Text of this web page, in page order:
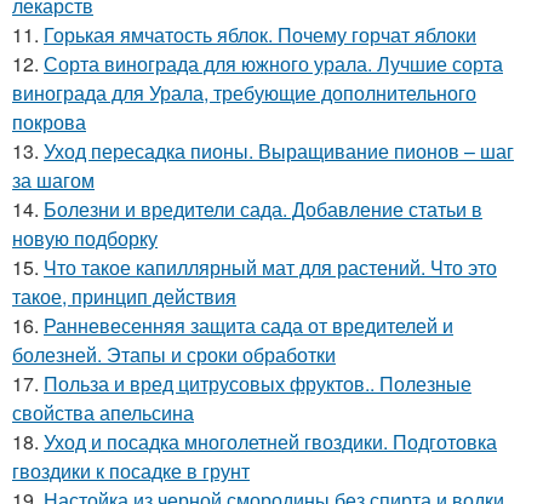
лекарств
11. Горькая ямчатость яблок. Почему горчат яблоки
12. Сорта винограда для южного урала. Лучшие сорта
винограда для Урала, требующие дополнительного
покрова
13. Уход пересадка пионы. Выращивание пионов – шаг
за шагом
14. Болезни и вредители сада. Добавление статьи в
новую подборку
15. Что такое капиллярный мат для растений. Что это
такое, принцип действия
16. Ранневесенняя защита сада от вредителей и
болезней. Этапы и сроки обработки
17. Польза и вред цитрусовых фруктов.. Полезные
свойства апельсина
18. Уход и посадка многолетней гвоздики. Подготовка
гвоздики к посадке в грунт